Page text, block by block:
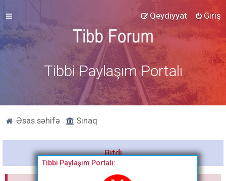
Giriş
Qeydiyyat
Tibbi Paylaşım Portalı
Əsas səhifə Sınaq
Bitdi
Tibbi Paylaşım Portalı: